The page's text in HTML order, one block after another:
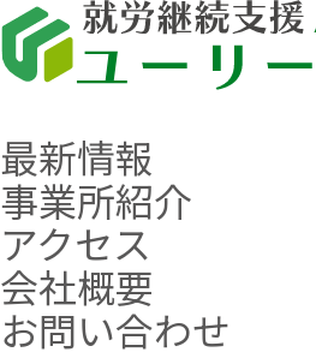
最新情報
事業所紹介
アクセス
会社概要
お問い合わせ